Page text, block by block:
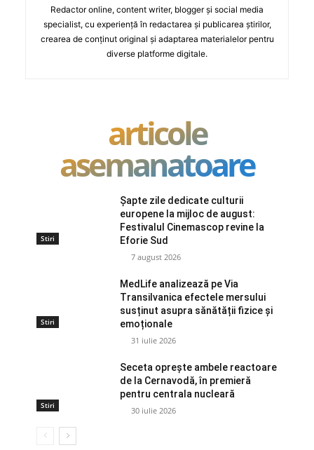
Redactor online, content writer, blogger și social media
specialist, cu experiență în redactarea și publicarea știrilor,
crearea de conținut original și adaptarea materialelor pentru
diverse platforme digitale.
articole
asemanatoare
Stiri
Șapte zile dedicate culturii
europene la mijloc de august:
Festivalul Cinemascop revine la
Eforie Sud
7 august 2026
Stiri
MedLife analizează pe Via
Transilvanica efectele mersului
susținut asupra sănătății fizice și
emoționale
31 iulie 2026
Stiri
Seceta oprește ambele reactoare
de la Cernavodă, în premieră
pentru centrala nucleară
30 iulie 2026